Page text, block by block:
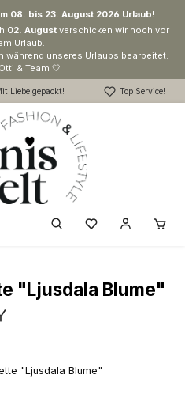
08. bis 23. August 2026 Urlaub!
02. August verschicken wir noch vor
Urlaub.
während unseres Urlaubs bearbeitet.
& Team 🤍
Liebe gepackt! Top Service!
Du hast 0
"Ljusdala Blume"